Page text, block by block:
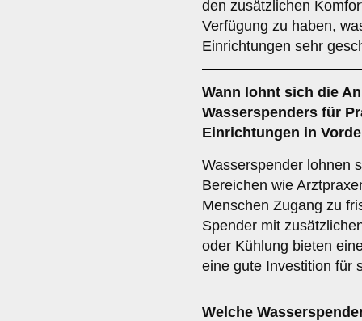
den zusätzlichen
Verfügung zu haben,
Einrichtungen sehr
Wann lohnt sich die
Wasserspenders für
Einrichtungen in
Wasserspender lohnen
Bereichen wie
Menschen Zugang zu
Spender mit
oder Kühlung bieten
eine gute Investition für
Welche